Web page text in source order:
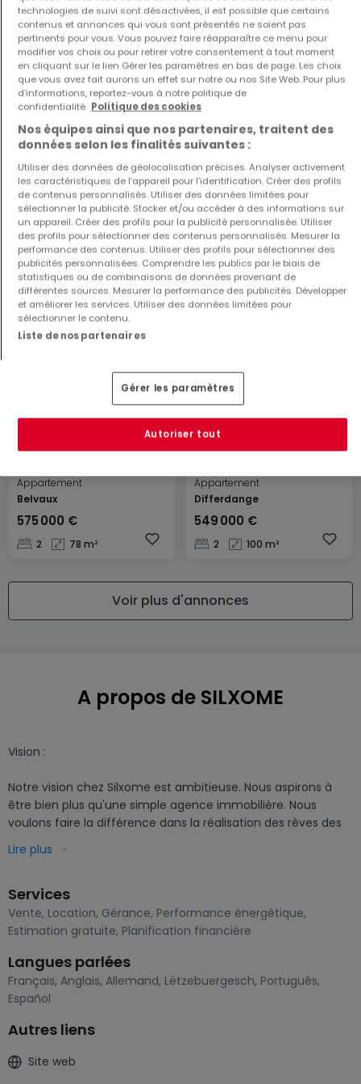
Appartement
Colmar-Berg
620 000 €
2 99 m²
Appartement
Sandweiler
699 000 €
Maison
Capellen
1 495 000 €
285 m²
Maison
Diekirch
739 000 €
Appartement
Belvaux
575 000 €
2 78 m²
Appartement
Differdange
549 000 €
2 100 m²
Voir plus d'annonces
A propos de SILXOME
Vision :
Notre vision chez Silxome est ambitieuse. Nous aspirons à
être bien plus qu'une simple agence immobilière. Nous
voulons faire la différence dans la réalisation des rêves des
gens. Nous envisageons un avenir où chacun pourra trouver
la maison de ses rêves, peu importe où il se trouve dans le
au-delà des frontières et à faire de Silxome une agence
internationale de premier plan, réputée pour son
engagement envers l'excellence et la satisfaction du client.
Mission :
La mission de Silxome est claire : nous marquons des vies en
immobiliers en une expérience exceptionnelle. Nous nous
engageons à :
Lire plus
Services
Vente, Location, Gérance, Performance énergétique,
Estimation gratuite, Planification financière
Langues parlées
Français, Anglais, Allemand, Lëtzebuergesch, Português,
Español
Autres liens
Site web
technologies de suivi sont désactivées, il est possible que certains
contenus et annonces qui vous sont présentés ne soient pas
pertinents pour vous. Vous pouvez faire réapparaître ce menu pour
modifier vos choix ou pour retirer votre consentement à tout moment
en cliquant sur le lien Gérer les paramètres en bas de page. Les choix
que vous avez fait aurons un effet sur notre ou nos Site Web. Pour plus
d’informations, reportez-vous à notre politique de
confidentialité. Politique des cookies
Nos équipes ainsi que nos partenaires, traitent des
données selon les finalités suivantes :
Utiliser des données de géolocalisation précises. Analyser activement
les caractéristiques de l’appareil pour l’identification. Créer des profils
de contenus personnalisés. Utiliser des données limitées pour
sélectionner la publicité. Stocker et/ou accéder à des informations sur
un appareil. Créer des profils pour la publicité personnalisée. Utiliser
des profils pour sélectionner des contenus personnalisés. Mesurer la
performance des contenus. Utiliser des profils pour sélectionner des
publicités personnalisées. Comprendre les publics par le biais de
statistiques ou de combinaisons de données provenant de
différentes sources. Mesurer la performance des publicités. Développer
et améliorer les services. Utiliser des données limitées pour
sélectionner le contenu.
Liste de nos partenaires
Gérer les paramètres
Autoriser tout